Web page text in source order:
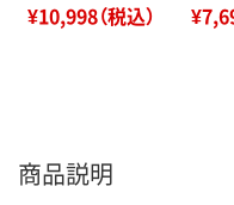
¥10,998（税込）
商品説明